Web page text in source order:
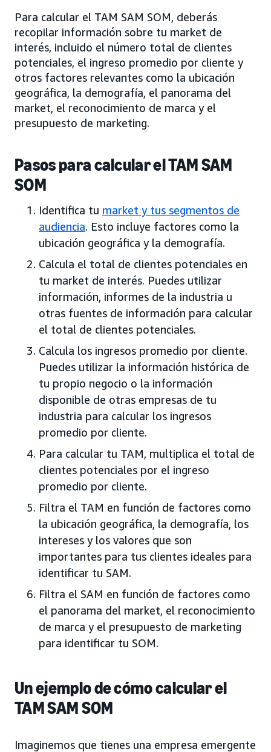
Para calcular el TAM SAM SOM, deberás
recopilar información sobre tu market de
interés, incluido el número total de clientes
potenciales, el ingreso promedio por cliente y
otros factores relevantes como la ubicación
geográfica, la demografía, el panorama del
market, el reconocimiento de marca y el
presupuesto de marketing.
Pasos para calcular el TAM SAM
SOM
Identifica tu market y tus segmentos de
audiencia. Esto incluye factores como la
ubicación geográfica y la demografía.
Calcula el total de clientes potenciales en
tu market de interés. Puedes utilizar
información, informes de la industria u
otras fuentes de información para calcular
el total de clientes potenciales.
Calcula los ingresos promedio por cliente.
Puedes utilizar la información histórica de
tu propio negocio o la información
disponible de otras empresas de tu
industria para calcular los ingresos
promedio por cliente.
Para calcular tu TAM, multiplica el total de
clientes potenciales por el ingreso
promedio por cliente.
Filtra el TAM en función de factores como
la ubicación geográfica, la demografía, los
intereses y los valores que son
importantes para tus clientes ideales para
identificar tu SAM.
Filtra el SAM en función de factores como
el panorama del market, el reconocimiento
de marca y el presupuesto de marketing
para identificar tu SOM.
Un ejemplo de cómo calcular el
TAM SAM SOM
Imaginemos que tienes una empresa emergente